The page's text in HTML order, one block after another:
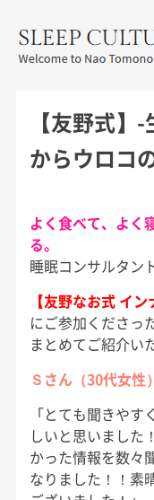
CULTURE
【友野式】
からウロコ
よく食べて、よく
る。
睡眠コンサルタン
【友野なお式 イ
にご参加くださっ
まとめてご紹介い
Ｓさん（30代女性）
「とても聞きや
しいと思いました
かった情報を数々
なりました！！素